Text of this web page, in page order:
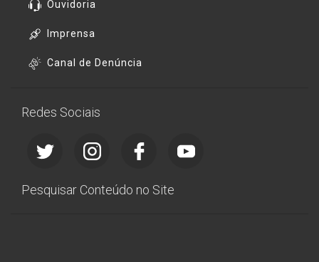
Ouvidoria
Imprensa
Canal de Denúncia
Redes Sociais
Pesquisar Conteúdo no Site